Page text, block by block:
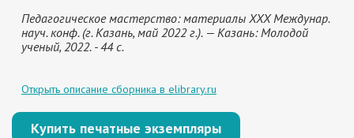
Педагогическое мастерство: материалы XXX Междунар.
науч. конф. (г. Казань, май 2022 г.). — Казань: Молодой
ученый, 2022. - 44 с.
Открыть описание сборника в elibrary.ru
Купить печатные экземпляры